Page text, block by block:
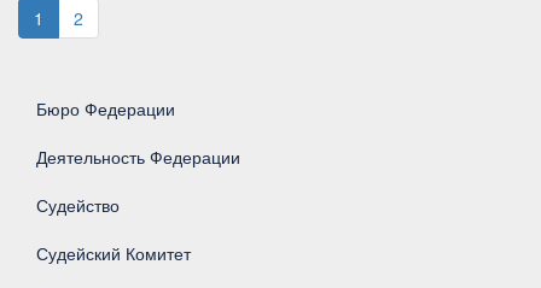
Бюро Федерации
Деятельность Федерации
Судейство
Судейский Комитет
1 2